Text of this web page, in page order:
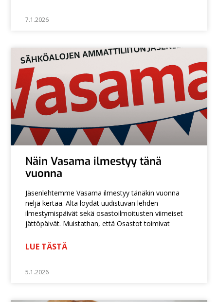
7.1.2026
Näin Vasama ilmestyy tänä
vuonna
Jäsenlehtemme Vasama ilmestyy tänäkin vuonna
neljä kertaa. Alta löydät uudistuvan lehden
ilmestymispäivät sekä osastoilmoitusten viimeiset
jättöpäivät. Muistathan, että Osastot toimivat
LUE TÄSTÄ
5.1.2026